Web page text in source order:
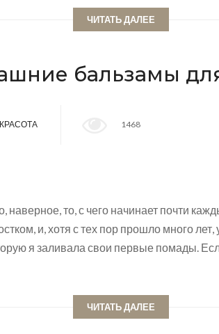
ЧИТАТЬ ДАЛЕЕ
бальзамы
КРАСОТА 1468
то, с чего начинает почти
и, хотя с тех пор прошло много
я заливала свои первые помады.
ЧИТАТЬ ДАЛЕЕ